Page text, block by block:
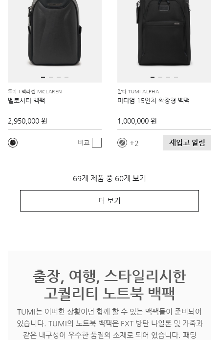
투미 I 맥라렌 MCLAREN
벨로시티 백팩
2,950,000 원
비교
알파 TUMI ALPHA
미디엄 15인치 확장형 백팩
1,000,000 원
2 재입고 알림
69개 제품 중 60개 보기
더 보기
출장, 여행, 스타일리시한
고퀄리티 노트북 백팩
TUMI는 어떠한 상황이던 함께 할 수 있는 백팩들이 준비되어
있습니다. TUMI의 노트북 백팩은 FXT 방탄 나일론 및 가죽과
같은 내구성이 우수한 품질의 소재로 되어 있습니다. 패딩